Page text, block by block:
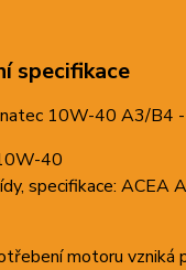
specifikace
10W-40 A3/B4 -
40
specifikace:
motoru vzniká